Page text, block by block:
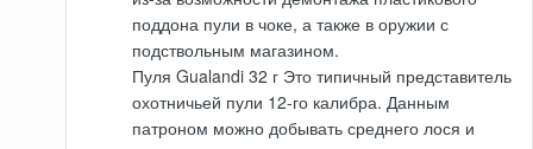
поддона пули в чоке, а также в оружии с
подствольным магазином.
Пуля Gualandi 32 г Это типичный представитель
охотничьей пули 12-го калибра. Данным
патроном можно добывать среднего лося и